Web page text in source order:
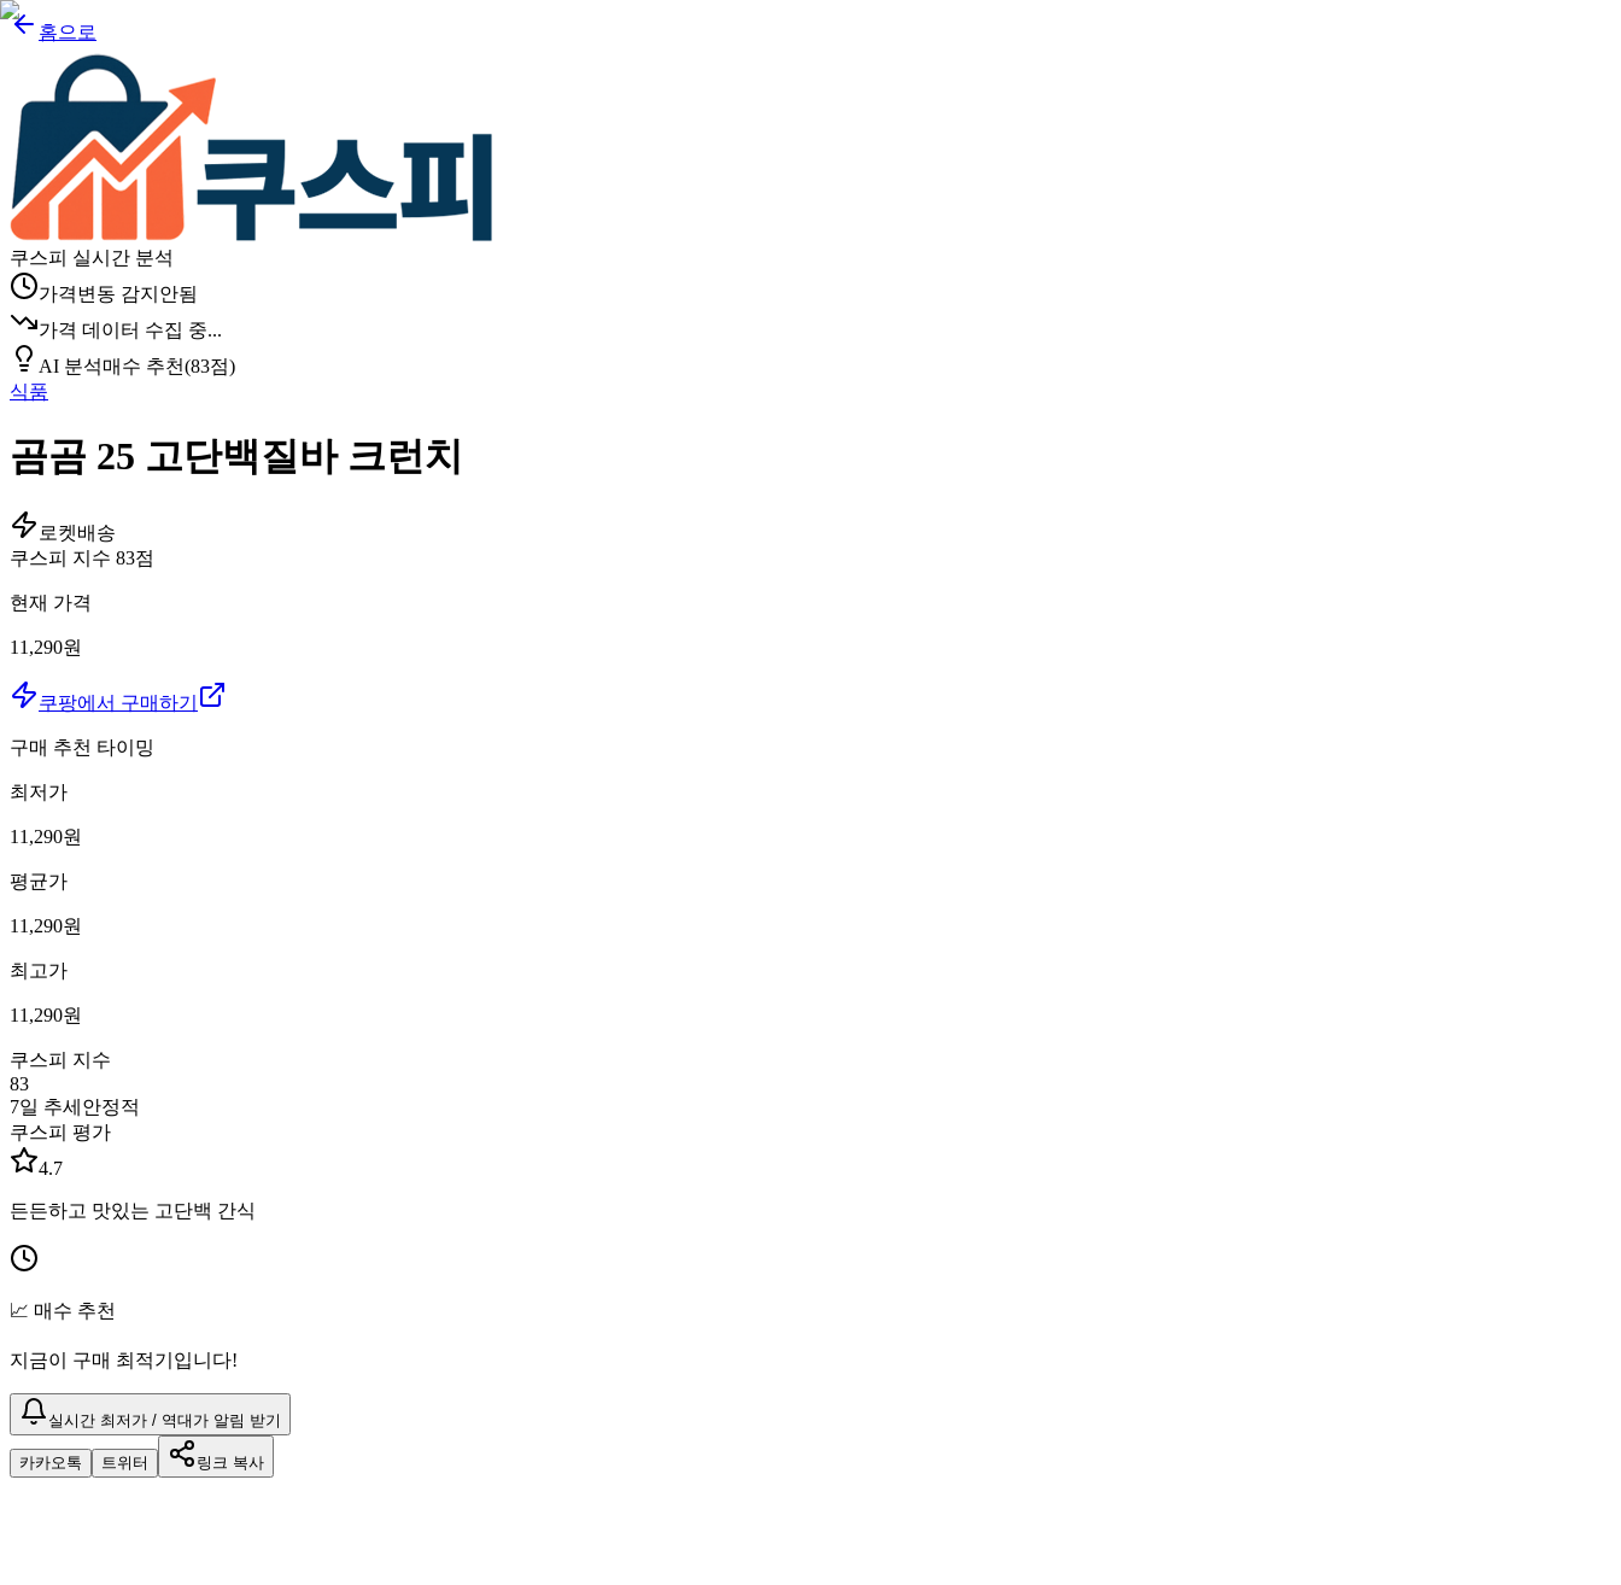
홈으로
쿠스피 실시간 분석
가격변동 감지안됨
가격 데이터 수집 중...
AI 분석매수 추천(83점)
식품
곰곰 25 고단백질바 크런치
로켓배송
쿠스피 지수 83점
현재 가격
11,290원
쿠팡에서 구매하기
구매 추천 타이밍
최저가
11,290원
평균가
11,290원
최고가
11,290원
쿠스피 지수
83
7일 추세 안정적
쿠스피 평가
4.7
든든하고 맛있는 고단백 간식
📈 매수 추천
지금이 구매 최적기입니다!
실시간 최저가 / 역대가 알림 받기
카카오톡 트위터 링크 복사